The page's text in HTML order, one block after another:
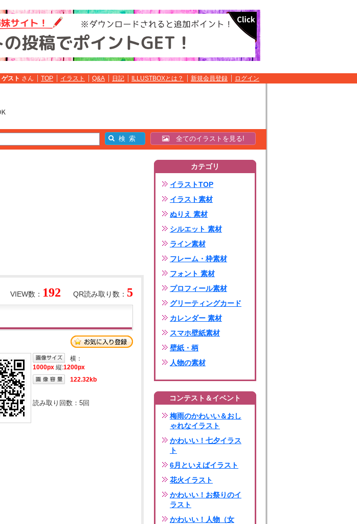
ゲスト さん TOP イラスト Q&A 日記 ILLUSTBOXとは？ 新規会員登録 ログイン
全てのイラストを見る!
QR読み取り数： 5
VIEW数： 192
横：
1000px 縦:1200px
122.32kb
読み取り回数： 5回
カテゴリ
イラストTOP
イラスト素材
ぬりえ 素材
シルエット 素材
ライン素材
フレーム・枠素材
フォント 素材
プロフィール素材
グリーティングカード
カレンダー 素材
スマホ壁紙素材
壁紙・柄
人物の素材
コンテスト＆イベント
梅雨のかわいい＆おし
ゃれなイラスト
かわいい！七夕イラス
ト
6月といえばイラスト
花火イラスト
かわいい！お祭りのイ
ラスト
かわいい！人物（女